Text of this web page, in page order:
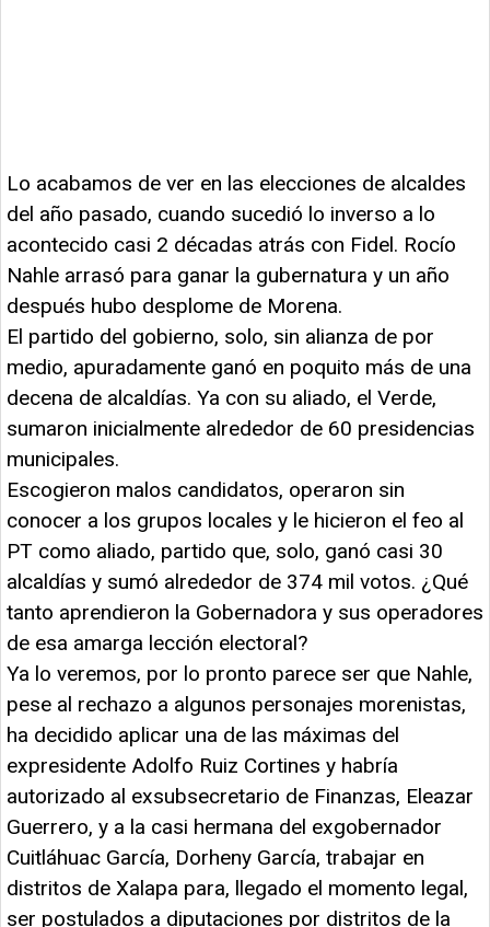
Lo acabamos de ver en las elecciones de alcaldes
del año pasado, cuando sucedió lo inverso a lo
acontecido casi 2 décadas atrás con Fidel. Rocío
Nahle arrasó para ganar la gubernatura y un año
después hubo desplome de Morena.
El partido del gobierno, solo, sin alianza de por
medio, apuradamente ganó en poquito más de una
decena de alcaldías. Ya con su aliado, el Verde,
sumaron inicialmente alrededor de 60 presidencias
municipales.
Escogieron malos candidatos, operaron sin
conocer a los grupos locales y le hicieron el feo al
PT como aliado, partido que, solo, ganó casi 30
alcaldías y sumó alrededor de 374 mil votos. ¿Qué
tanto aprendieron la Gobernadora y sus operadores
de esa amarga lección electoral?
Ya lo veremos, por lo pronto parece ser que Nahle,
pese al rechazo a algunos personajes morenistas,
ha decidido aplicar una de las máximas del
expresidente Adolfo Ruiz Cortines y habría
autorizado al exsubsecretario de Finanzas, Eleazar
Guerrero, y a la casi hermana del exgobernador
Cuitláhuac García, Dorheny García, trabajar en
distritos de Xalapa para, llegado el momento legal,
ser postulados a diputaciones por distritos de la